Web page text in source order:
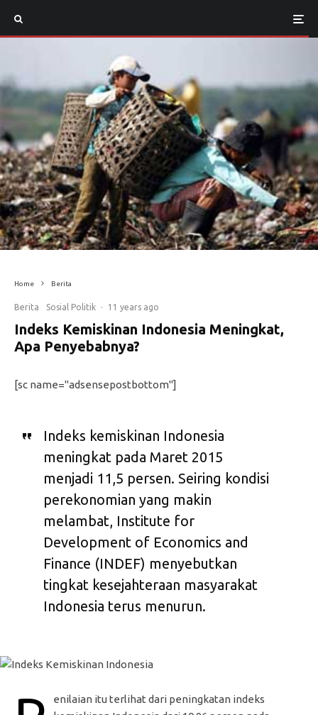
Home Berita
Berita Sosial Politik · 11 years ago
Indeks Kemiskinan Indonesia Meningkat,
Apa Penyebabnya?
[sc name="adsensepostbottom"]
Indeks kemiskinan Indonesia
meningkat pada Maret 2015
menjadi 11,5 persen. Seiring kondisi
perekonomian yang makin
melambat, Institute for
Development of Economics and
Finance (INDEF) menyebutkan
tingkat kesejahteraan masyarakat
Indonesia terus menurun.
enilaian itu terlihat dari peningkatan indeks